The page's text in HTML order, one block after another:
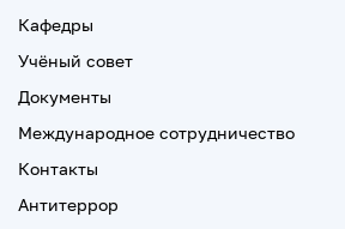
Кафедры
Учёный совет
Документы
Международное сотрудничество
Контакты
Антитеррор